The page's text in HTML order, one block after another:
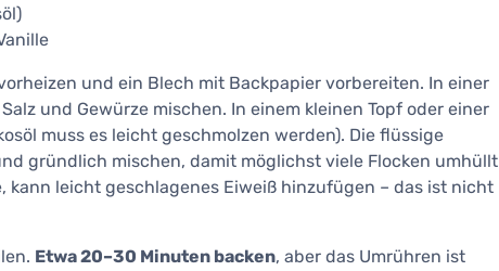
und ein Blech mit Backpapier vorbereiten. In einer
und Gewürze mischen. In einem kleinen Topf oder einer
muss es leicht geschmolzen werden). Die flüssige
gründlich mischen, damit möglichst viele Flocken umhüllt
kann leicht geschlagenes Eiweiß hinzufügen – das ist nicht
Etwa 20–30 Minuten backen, aber das Umrühren ist